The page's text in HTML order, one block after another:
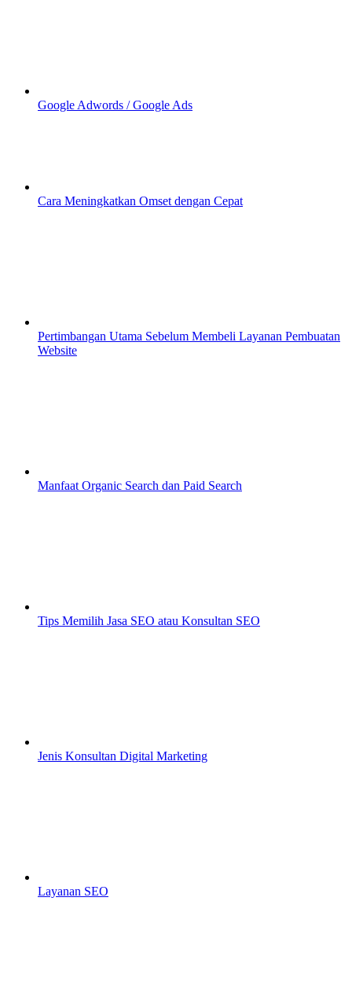
Google Adwords / Google Ads
Cara Meningkatkan Omset dengan Cepat
Pertimbangan Utama Sebelum Membeli Layanan Pembuatan
Website
Manfaat Organic Search dan Paid Search
Tips Memilih Jasa SEO atau Konsultan SEO
Jenis Konsultan Digital Marketing
Layanan SEO